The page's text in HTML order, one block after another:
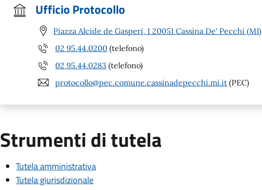
Ufficio Protocollo
Piazza Alcide de Gasperi, 1 20051 Cassina De' Pecchi (MI)
02 95.44.0200 (telefono)
02 95.44.0283 (telefono)
protocollo@pec.comune.cassinadepecchi.mi.it (PEC)
Strumenti di tutela
Tutela amministrativa
Tutela giurisdizionale